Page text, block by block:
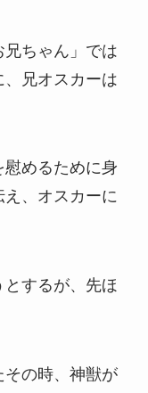
兄ちゃん」では
兄オスカーは
慰めるために身
、オスカーに
するが、先ほ
の時、神獣が